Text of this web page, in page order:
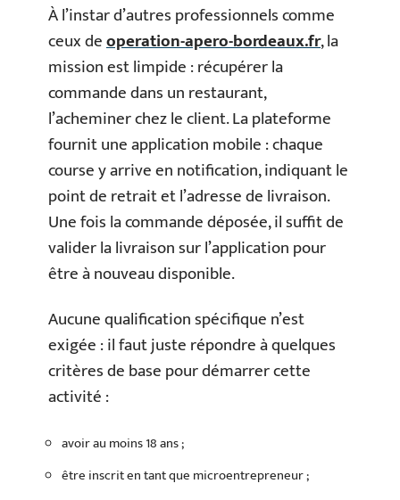
À l’instar d’autres professionnels comme
ceux deoperation-apero-bordeaux.fr, la
mission est limpide : récupérer la
commande dans un restaurant,
l’acheminer chez le client. La plateforme
fournit une application mobile : chaque
course y arrive en notification, indiquant le
point de retrait et l’adresse de livraison.
Une fois la commande déposée, il suffit de
valider la livraison sur l’application pour
être à nouveau disponible.
Aucune qualification spécifique n’est
exigée : il faut juste répondre à quelques
critères de base pour démarrer cette
activité :
avoir au moins 18 ans ;
être inscrit en tant que microentrepreneur ;